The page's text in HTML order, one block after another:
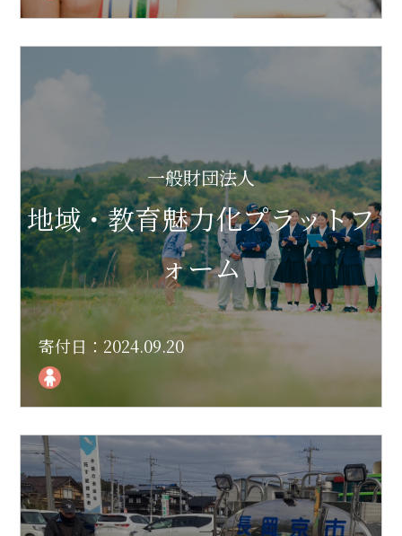
一般財団法人
地域・教育魅力化プラットフ
ォーム
寄付日：2024.09.20